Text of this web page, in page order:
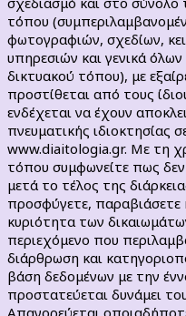
τόπου
φωτογραφιών, σχεδίων,
υπηρεσιών και γενικά
δικτυακού τόπου), με
προστίθεται από τους
ενδέχεται να έχουν
πνευματικής ιδιοκτησίας
www.diaitologia.gr. Με τη
τόπου συμφωνείτε πως δεν
μετά το τέλος της
προσφύγετε,
κυριότητα των
περιεχόμενο που
διάρθρωση και
βάση δεδομένων με την
προστατεύεται δυνάμει